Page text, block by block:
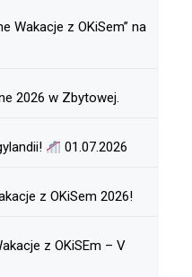
Wakacje z OKiSem” na
2026 w Zbytowej.
01.07.2026
z OKiSem 2026!
z OKiSEm – V